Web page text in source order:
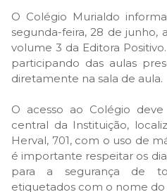
O Colégio Murialdo
segunda-feira, 28 de junho,
volume 3 da Editora
participando das aulas
diretamente na sala de aula.
O acesso ao Colégio
central da Instituição,
Herval, 701, com o uso de
é importante respeitar os
para a segurança de
etiquetados com o nome do